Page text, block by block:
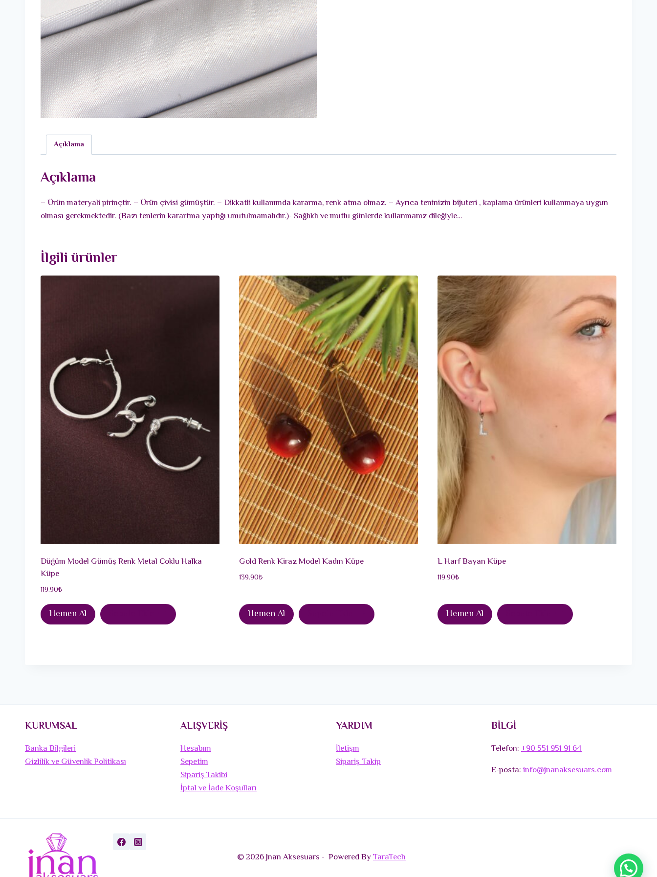
Açıklama
Açıklama
– Ürün materyali pirinçtir. – Ürün çivisi gümüştür. – Dikkatli kullanımda kararma, renk atma olmaz. – Ayrıca teninizin bijuteri , kaplama ürünleri kullanmaya uygun
olması gerekmektedir. (Bazı tenlerin karartma yaptığı unutulmamalıdır.)- Sağlıklı ve mutlu günlerde kullanmanız dileğiyle…
İlgili ürünler
Düğüm Model Gümüş Renk Metal Çoklu Halka
Küpe
119.90₺
Hemen Al
Gold Renk Kiraz Model Kadın Küpe
139.90₺
Hemen Al
L Harf Bayan Küpe
119.90₺
Hemen Al
KURUMSAL
Banka Bilgileri
Gizlilik ve Güvenlik Politikası
ALIŞVERİŞ
Hesabım
Sepetim
Sipariş Takibi
İptal ve İade Koşulları
YARDIM
İletişm
Sipariş Takip
BİLGİ
Telefon:+90 551 951 91 64
E-posta:info@jnanaksesuars.com
© 2026 Jnan Aksesuars - Powered ByTaraTech